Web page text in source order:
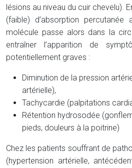
lésions au niveau du cuir chevelu).
(faible) d’absorption
molécule passe alors dans la
entraîner l’apparition de
potentiellement graves :
Diminution de la pression
artérielle),
Tachycardie (palpitations
Rétention hydrosodée
pieds, douleurs à la poitrine)
Chez les patients souffrant de
(hypertension artérielle,